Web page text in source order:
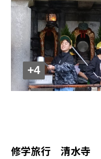
+4
修学旅行 清水寺